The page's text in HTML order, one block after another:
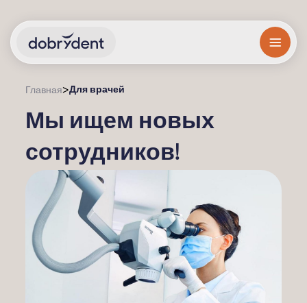
Главная>Для врачей
Мы ищем новых
сотрудников!